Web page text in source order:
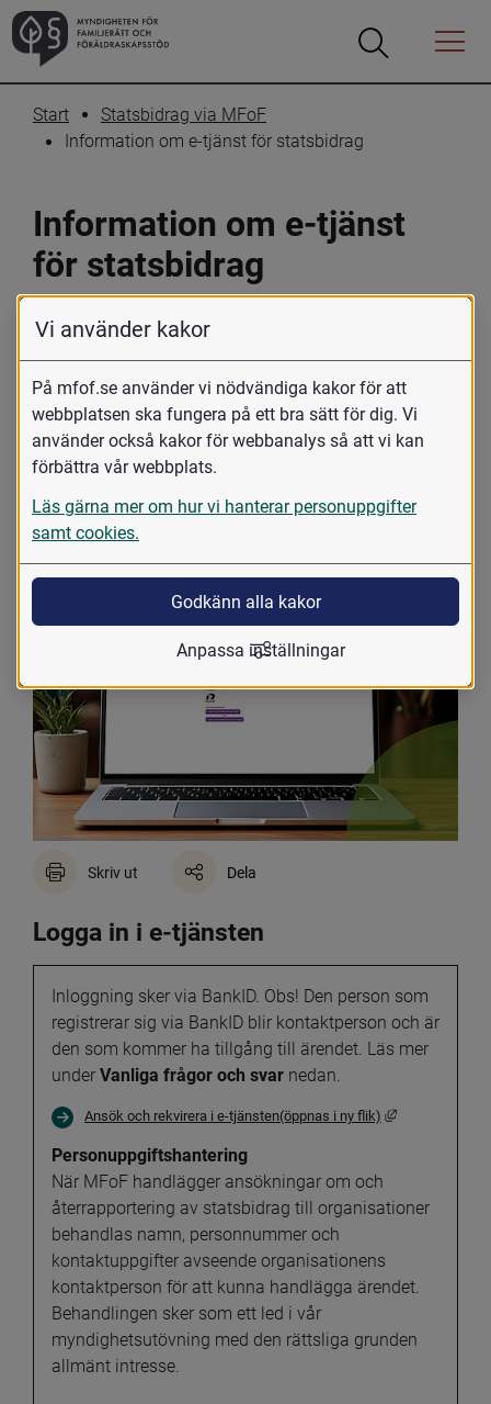
Öppna
Öppna
Menyn
Start
Statsbidrag via MFoF
Information om e-tjänst för statsbidrag
Information om e-tjänst
för statsbidrag
Här kan du läsa mer om e-tjänsten för
stadsbidrag samt ta del av vanliga frågor
och svar.
I e-tjänsten för stadsbidrag kan ni som kommun,
region eller bidragsberättigad organisation ansöka om
uppdrag av regeringen. Tjänsten ger dig möjlighet att
söka medel, kontrollera status i ärenden, återrapportera
och kommunicera direkt med oss i handläggningen
Skriv ut Dela
Logga in i e-tjänsten
Inloggning sker via BankID. Obs! Den person som
registrerar sig via BankID blir kontaktperson och är
den som kommer ha tillgång till ärendet. Läs mer
under Vanliga frågor och svar nedan.
Ansök och rekvirera i e-tjänsten(öppnas i ny flik) Länk till annan
Personuppgiftshantering
När MFoF handlägger ansökningar om och
återrapportering av statsbidrag till organisationer
behandlas namn, personnummer och
kontaktuppgifter avseende organisationens
kontaktperson för att kunna handlägga ärendet.
Behandlingen sker som ett led i vår
myndighetsutövning med den rättsliga grunden
allmänt intresse.
Vi använder kakor
På mfof.se använder vi nödvändiga kakor för att
webbplatsen ska fungera på ett bra sätt för dig. Vi
använder också kakor för webbanalys så att vi kan
förbättra vår webbplats.
Läs gärna mer om hur vi hanterar personuppgifter
samt cookies.
Godkänn alla kakor
Anpassa inställningar